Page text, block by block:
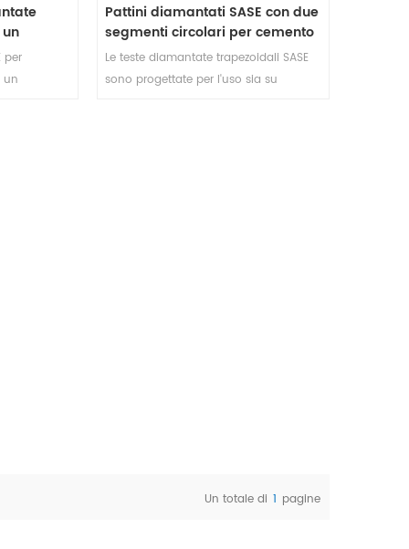
per
un
Pattini diamantati SASE con due
segmenti circolari per cemento
e terrazzo
Le teste diamantate trapezoidali SASE
sono progettate per l'uso sia su
Un totale di 1 pagine